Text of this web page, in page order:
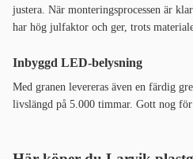
justera. När monteringsprocessen är
har hög julfaktor och ger, trots
Inbyggd LED-belysning
Med granen levereras även en färdig
livslängd på 5.000 timmar. Gott nog